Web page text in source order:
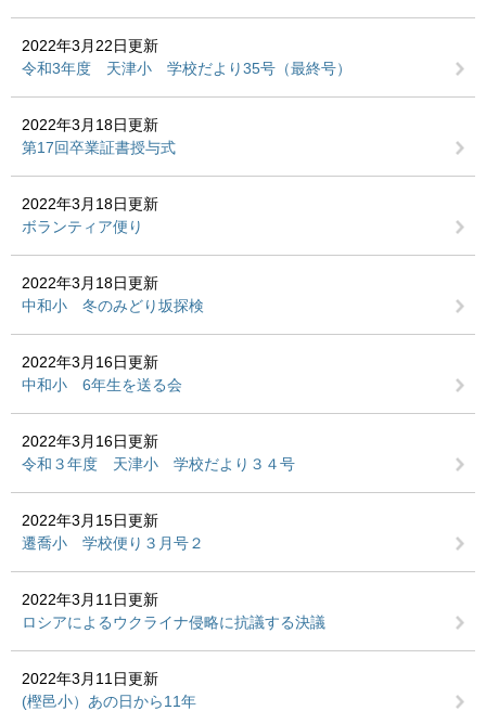
2022年3月22日更新
令和3年度 天津小 学校だより35号（最終号）
2022年3月18日更新
第17回卒業証書授与式
2022年3月18日更新
ボランティア便り
2022年3月18日更新
中和小 冬のみどり坂探検
2022年3月16日更新
中和小 6年生を送る会
2022年3月16日更新
令和３年度 天津小 学校だより３４号
2022年3月15日更新
遷喬小 学校便り３月号２
2022年3月11日更新
ロシアによるウクライナ侵略に抗議する決議
2022年3月11日更新
(樫邑小）あの日から11年